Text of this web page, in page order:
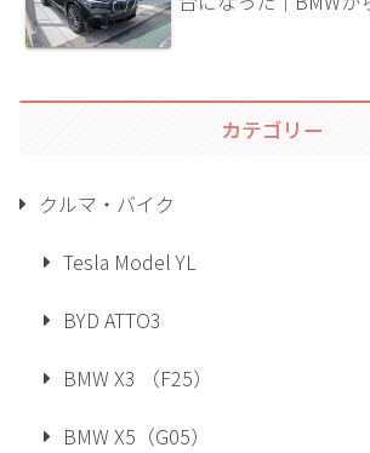
カテゴリー
クルマ・バイク
Tesla Model YL
BYD ATTO3
BMW X3 （F25）
BMW X5（G05）